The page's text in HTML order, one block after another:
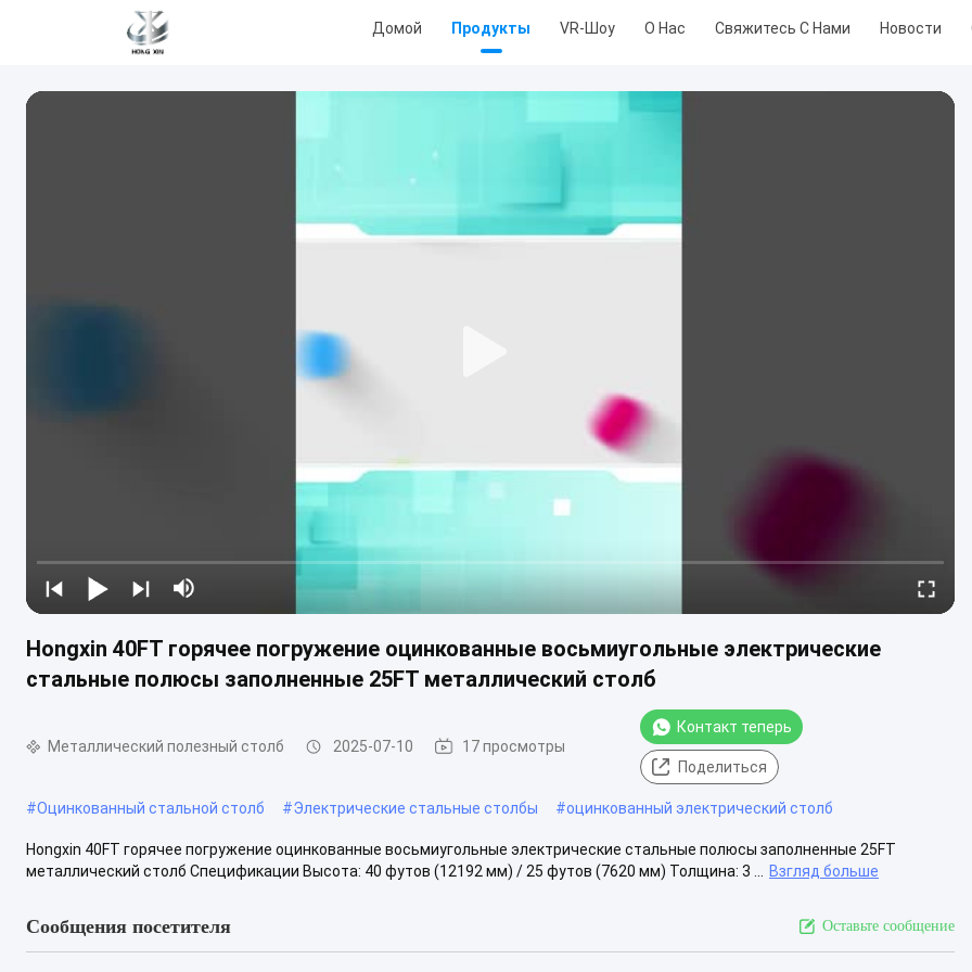
Домой Продукты VR-Шоу О Нас Свяжитесь С Нами Новости
Hongxin 40FT горячее погружение оцинкованные восьмиугольные электрические
стальные полюсы заполненные 25FT металлический столб
Металлический полезный столб 2025-07-10 17 просмотры
Контакт теперь
Поделиться
#Оцинкованный стальной столб #Электрические стальные столбы #оцинкованный электрический столб
Hongxin 40FT горячее погружение оцинкованные восьмиугольные электрические стальные полюсы заполненные 25FT
металлический столб Спецификации Высота: 40 футов (12192 мм) / 25 футов (7620 мм) Толщина: 3 ...
Взгляд больше
Сообщения посетителя Оставьте сообщение